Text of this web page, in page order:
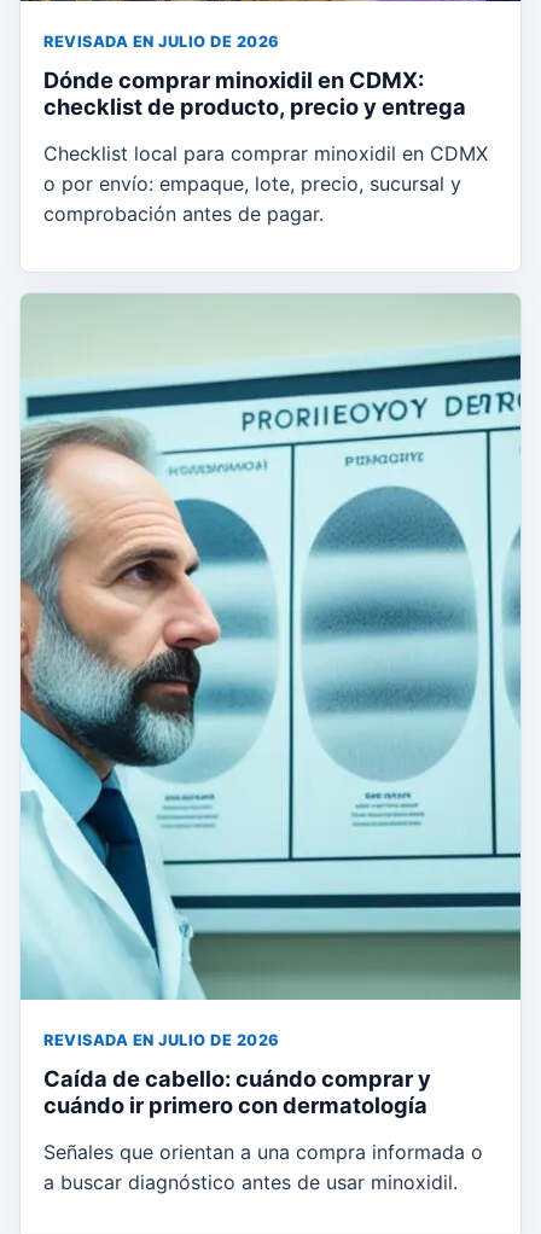
REVISADA EN JULIO DE 2026
Dónde comprar minoxidil en CDMX:
checklist de producto, precio y entrega
Checklist local para comprar minoxidil en CDMX
o por envío: empaque, lote, precio, sucursal y
comprobación antes de pagar.
REVISADA EN JULIO DE 2026
Caída de cabello: cuándo comprar y
cuándo ir primero con dermatología
Señales que orientan a una compra informada o
a buscar diagnóstico antes de usar minoxidil.